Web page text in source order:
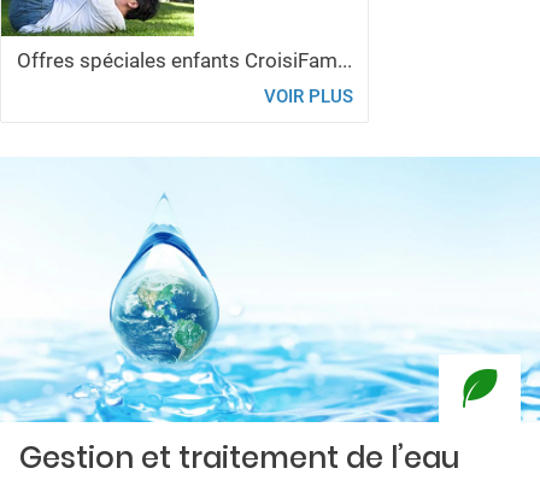
Offres spéciales enfants CroisiFam...
VOIR PLUS
Gestion et traitement de l’eau